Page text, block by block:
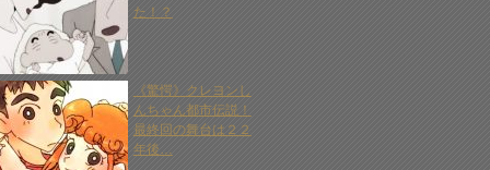
た！？
《驚愕》クレヨンし
んちゃん都市伝説！
最終回の舞台は２２
年後…